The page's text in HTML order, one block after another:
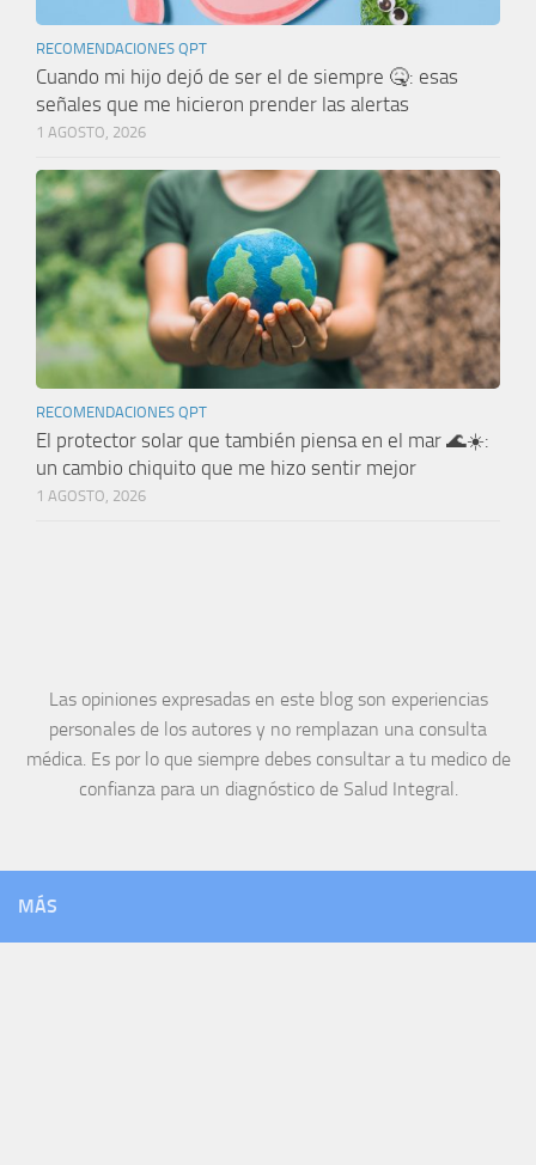
RECOMENDACIONES QPT
Cuando mi hijo dejó de ser el de siempre 🤒: esas
señales que me hicieron prender las alertas
1 AGOSTO, 2026
RECOMENDACIONES QPT
El protector solar que también piensa en el mar 🌊☀️:
un cambio chiquito que me hizo sentir mejor
1 AGOSTO, 2026
Las opiniones expresadas en este blog son experiencias
personales de los autores y no remplazan una consulta
médica. Es por lo que siempre debes consultar a tu medico de
confianza para un diagnóstico de Salud Integral.
MÁS